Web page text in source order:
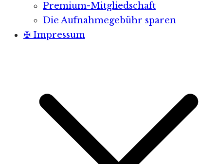
Premium-Mitgliedschaft
Die Aufnahmegebühr sparen
✠ Impressum